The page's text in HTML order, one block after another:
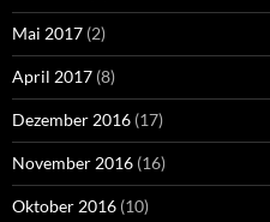
Mai 2017 (2)
April 2017 (8)
Dezember 2016 (17)
November 2016 (16)
Oktober 2016 (10)